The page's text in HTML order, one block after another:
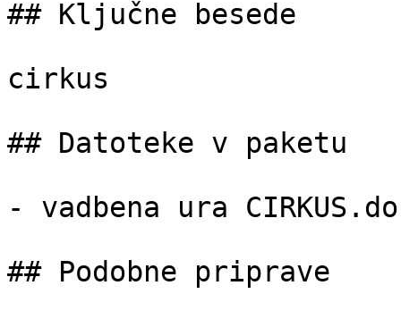
## Ključne besede
cirkus
## Datoteke v paketu
- vadbena ura
## Podobne priprave